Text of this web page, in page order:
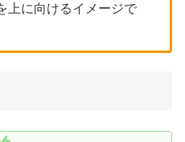
上に向けるイメージで